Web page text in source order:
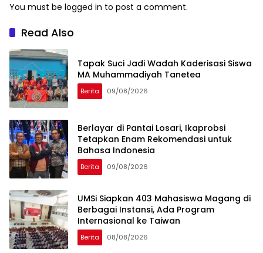
You must be logged in to post a comment.
Read Also
Tapak Suci Jadi Wadah Kaderisasi Siswa
MA Muhammadiyah Tanetea
Berita 09/08/2026
Berlayar di Pantai Losari, Ikaprobsi
Tetapkan Enam Rekomendasi untuk
Bahasa Indonesia
Berita 09/08/2026
UMSi Siapkan 403 Mahasiswa Magang di
Berbagai Instansi, Ada Program
Internasional ke Taiwan
Berita 08/08/2026